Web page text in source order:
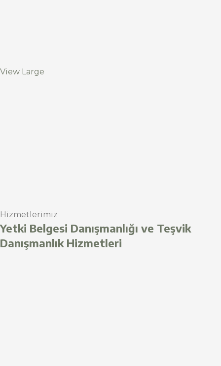
View Large
Hizmetlerimiz
Yetki Belgesi Danışmanlığı ve Teşvik
Danışmanlık Hizmetleri